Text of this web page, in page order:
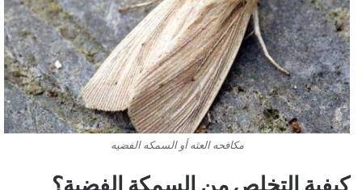
مكافحه العثه أو السمكه الفضيه
كيفية التخلص من السمكة الفضية؟